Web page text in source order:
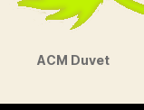
ACM Duvet